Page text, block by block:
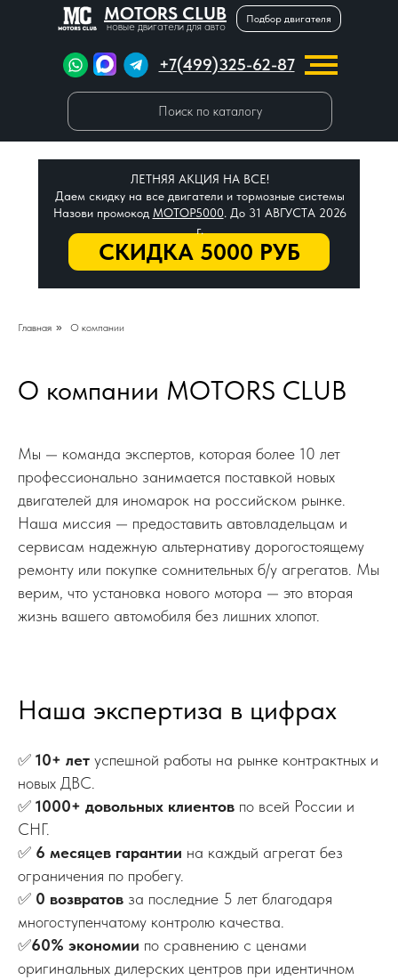
MOTORS CLUB
новые двигатели для авто
Подбор двигателя
+7(499)325-62-87
Поиск по каталогу
СКИДКА 5000 РУБ
ЛЕТНЯЯ АКЦИЯ НА ВСЕ!
Даем скидку на все двигатели и тормозные системы
Назови промокод МОТОР5000. До 31 АВГУСТА 2026
г.
Главная » О компании
О компании MOTORS CLUB
Мы — команда экспертов, которая более 10 лет
профессионально занимается поставкой новых
двигателей для иномарок на российском рынке.
Наша миссия — предоставить автовладельцам и
сервисам надежную альтернативу дорогостоящему
ремонту или покупке сомнительных б/у агрегатов. Мы
верим, что установка нового мотора — это вторая
жизнь вашего автомобиля без лишних хлопот.
Наша экспертиза в цифрах
✅ 10+ лет успешной работы на рынке контрактных и
новых ДВС.
✅ 1000+ довольных клиентов по всей России и
СНГ.
✅ 6 месяцев гарантии на каждый агрегат без
ограничения по пробегу.
✅ 0 возвратов за последние 5 лет благодаря
многоступенчатому контролю качества.
✅60% экономии по сравнению с ценами
оригинальных дилерских центров при идентичном